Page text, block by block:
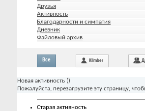
Друзья
Активность
Благодарности и симпатия
Дневник
Файловый архив
Все Klimber
Новая активность ()
Пожалуйста, перезагрузите эту страницу,
Старая активность